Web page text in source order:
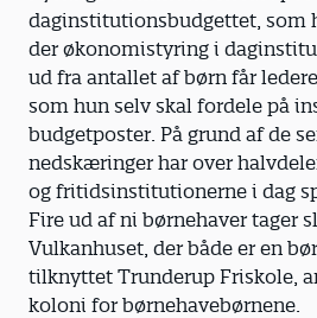
daginstitutionsbudgettet, som
der økonomistyring i
ud fra antallet af børn får
som hun selv skal fordele på
budgetposter. På grund af de
nedskæringer har over
og fritidsinstitutionerne i dag
Fire ud af ni børnehaver tager
Vulkanhuset, der både er en
tilknyttet Trunderup Friskole,
koloni for børnehavebørnene.